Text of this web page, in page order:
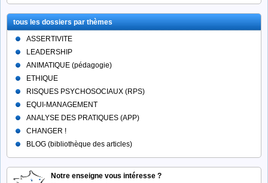
tous les dossiers par thèmes
ASSERTIVITE
LEADERSHIP
ANIMATIQUE (pédagogie)
ETHIQUE
RISQUES PSYCHOSOCIAUX (RPS)
EQUI-MANAGEMENT
ANALYSE DES PRATIQUES (APP)
CHANGER !
BLOG (bibliothèque des articles)
Notre enseigne vous intéresse ?